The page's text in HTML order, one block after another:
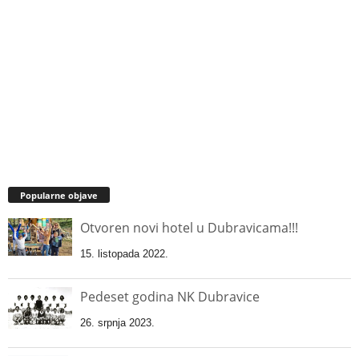
Popularne objave
Otvoren novi hotel u Dubravicama!!!
15. listopada 2022.
Pedeset godina NK Dubravice
26. srpnja 2023.